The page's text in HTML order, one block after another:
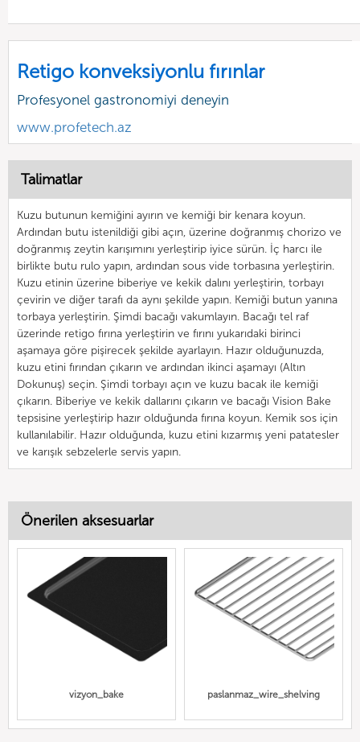
Retigo konveksiyonlu fırınlar
Profesyonel gastronomiyi deneyin
www.profetech.az
Talimatlar
Kuzu butunun kemiğini ayırın ve kemiği bir kenara koyun.
Ardından butu istenildiği gibi açın, üzerine doğranmış chorizo ve
doğranmış zeytin karışımını yerleştirip iyice sürün. İç harcı ile
birlikte butu rulo yapın, ardından sous vide torbasına yerleştirin.
Kuzu etinin üzerine biberiye ve kekik dalını yerleştirin, torbayı
çevirin ve diğer tarafı da aynı şekilde yapın. Kemiği butun yanına
torbaya yerleştirin. Şimdi bacağı vakumlayın. Bacağı tel raf
üzerinde retigo fırına yerleştirin ve fırını yukarıdaki birinci
aşamaya göre pişirecek şekilde ayarlayın. Hazır olduğunuzda,
kuzu etini fırından çıkarın ve ardından ikinci aşamayı (Altın
Dokunuş) seçin. Şimdi torbayı açın ve kuzu bacak ile kemiği
çıkarın. Biberiye ve kekik dallarını çıkarın ve bacağı Vision Bake
tepsisine yerleştirip hazır olduğunda fırına koyun. Kemik sos için
kullanılabilir. Hazır olduğunda, kuzu etini kızarmış yeni patatesler
ve karışık sebzelerle servis yapın.
Önerilen aksesuarlar
vizyon_bake paslanmaz_wire_shelving